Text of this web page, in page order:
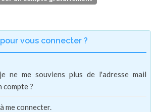
vous connecter ?
ne me souviens plus de l'adresse mail
compte ?
me connecter.